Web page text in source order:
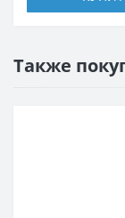
Также